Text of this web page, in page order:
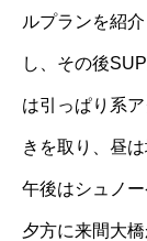
ルプランを紹
し、その後
は引っぱり系
きを取り、昼
午後はシュノ
夕方に来間大